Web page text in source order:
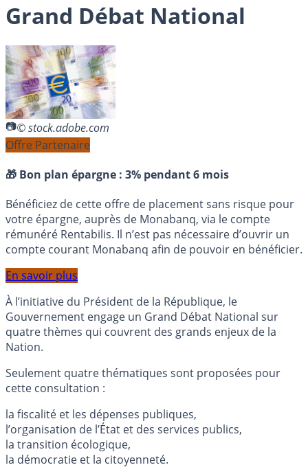
Grand Débat National
© stock.adobe.com
Offre Partenaire
🎁 Bon plan épargne : 3% pendant 6 mois
Bénéficiez de cette offre de placement sans risque pour
votre épargne, auprès de Monabanq, via le compte
rémunéré Rentabilis. Il n’est pas nécessaire d’ouvrir un
compte courant Monabanq afin de pouvoir en bénéficier.
En savoir plus
À l’initiative du Président de la République, le
Gouvernement engage un Grand Débat National sur
quatre thèmes qui couvrent des grands enjeux de la
Nation.
Seulement quatre thématiques sont proposées pour
cette consultation :
la fiscalité et les dépenses publiques,
l’organisation de l’État et des services publics,
la transition écologique,
la démocratie et la citoyenneté.